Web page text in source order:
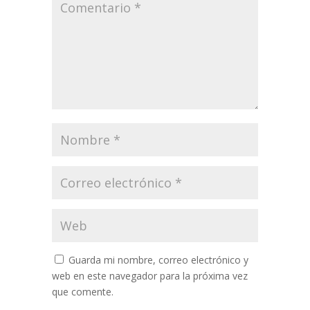
Guarda mi nombre, correo electrónico y
web en este navegador para la próxima vez
que comente.